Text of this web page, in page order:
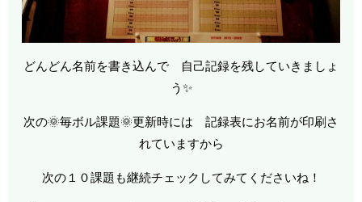
どんどん名前を書き込んで 自己記録を残していきましょ
う✨
次の🌞毎ボル課題🌞更新時には 記録表にお名前が印刷さ
れていますから
次の１０課題も継続チェックしてみてくださいね！